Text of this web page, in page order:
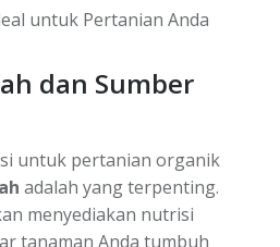
dan Sumber
untuk pertanian organik
adalah yang terpenting.
menyediakan nutrisi
tanaman Anda tumbuh